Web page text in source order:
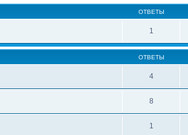
ОТВЕТЫ
1
ОТВЕТЫ
4
8
1